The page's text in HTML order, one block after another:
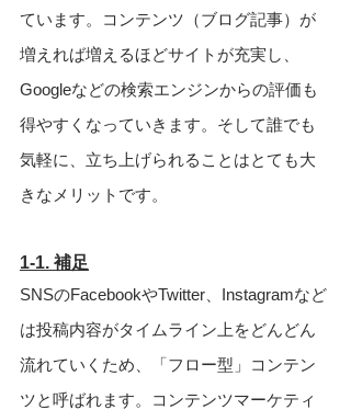
ています。コンテンツ（ブログ記事）が
増えれば増えるほどサイトが充実し、
Googleなどの検索エンジンからの評価も
得やすくなっていきます。そして誰でも
気軽に、立ち上げられることはとても大
きなメリットです。
1-1. 補足
SNSのFacebookやTwitter、Instagramなど
は投稿内容がタイムライン上をどんどん
流れていくため、「フロー型」コンテン
ツと呼ばれます。コンテンツマーケティ